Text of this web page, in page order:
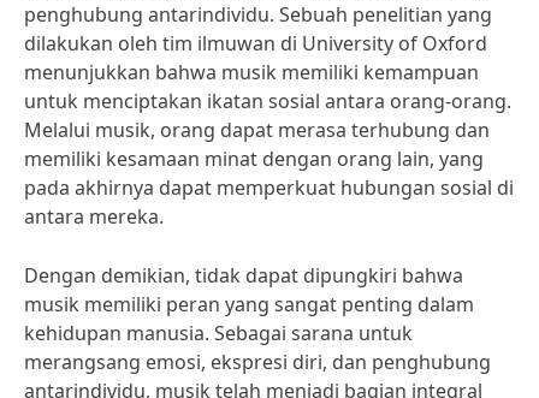
penghubung antarindividu. Sebuah penelitian yang
dilakukan oleh tim ilmuwan di University of Oxford
menunjukkan bahwa musik memiliki kemampuan
untuk menciptakan ikatan sosial antara orang-orang.
Melalui musik, orang dapat merasa terhubung dan
memiliki kesamaan minat dengan orang lain, yang
pada akhirnya dapat memperkuat hubungan sosial di
antara mereka.
Dengan demikian, tidak dapat dipungkiri bahwa
musik memiliki peran yang sangat penting dalam
kehidupan manusia. Sebagai sarana untuk
merangsang emosi, ekspresi diri, dan penghubung
antarindividu, musik telah menjadi bagian integral